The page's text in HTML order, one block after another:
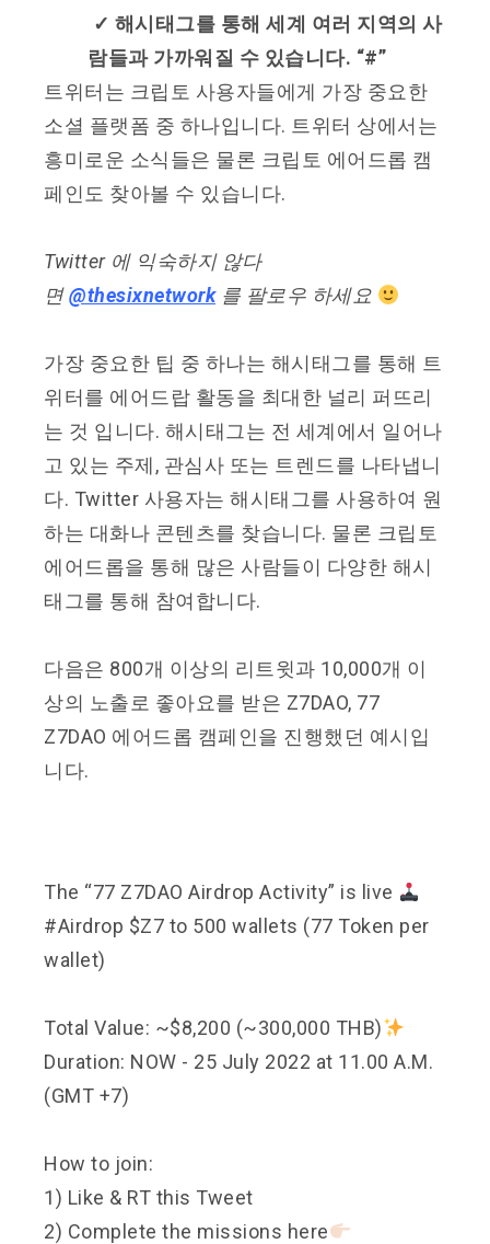
✓ 해시태그를 통해 세계 여러 지역의 사
람들과 가까워질 수 있습니다. “#”
트위터는 크립토 사용자들에게 가장 중요한
소셜 플랫폼 중 하나입니다. 트위터 상에서는
흥미로운 소식들은 물론 크립토 에어드롭 캠
페인도 찾아볼 수 있습니다.
Twitter 에 익숙하지 않다
면@thesixnetwork를 팔로우 하세요
가장 중요한 팁 중 하나는 해시태그를 통해 트
위터를 에어드랍 활동을 최대한 널리 퍼뜨리
는 것 입니다. 해시태그는 전 세계에서 일어나
고 있는 주제, 관심사 또는 트렌드를 나타냅니
다. Twitter 사용자는 해시태그를 사용하여 원
하는 대화나 콘텐츠를 찾습니다. 물론 크립토
에어드롭을 통해 많은 사람들이 다양한 해시
태그를 통해 참여합니다.
다음은 800개 이상의 리트윗과 10,000개 이
상의 노출로 좋아요를 받은 Z7DAO, 77
Z7DAO 에어드롭 캠페인을 진행했던 예시입
니다.
The “77 Z7DAO Airdrop Activity” is live
#Airdrop $Z7 to 500 wallets (77 Token per
wallet)
Total Value: ~$8,200 (~300,000 THB)
Duration: NOW - 25 July 2022 at 11.00 A.M.
(GMT +7)
How to join:
1) Like & RT this Tweet
2) Complete the missions here